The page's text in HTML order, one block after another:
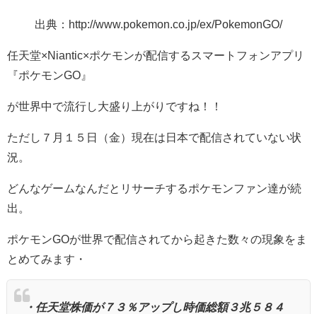
出典：http://www.pokemon.co.jp/ex/PokemonGO/
任天堂×Niantic×ポケモンが配信するスマートフォンアプリ
『ポケモンGO』
が世界中で流行し大盛り上がりですね！！
ただし７月１５日（金）現在は日本で配信されていない状
況。
どんなゲームなんだとリサーチするポケモンファン達が続
出。
ポケモンGOが世界で配信されてから起きた数々の現象をま
とめてみます・
・任天堂株価が７３％アップし時価総額３兆５８４